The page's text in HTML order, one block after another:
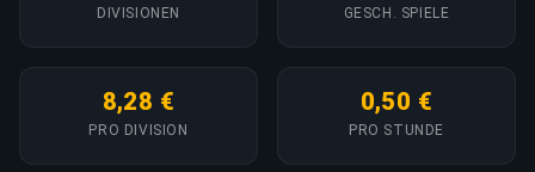
DIVISIONEN GESCH. SPIELE
8,28 €
PRO DIVISION
0,50 €
PRO STUNDE